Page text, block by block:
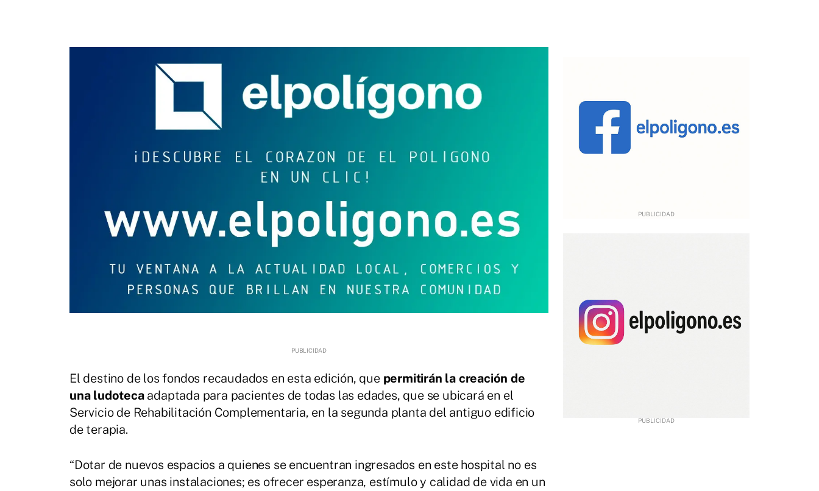
El destino de los fondos recaudados en esta edición, que permitirán la creación de
una ludotecaadaptada para pacientes de todas las edades, que se ubicará en el
Servicio de Rehabilitación Complementaria, en la segunda planta del antiguo edificio
de terapia.
“Dotar de nuevos espacios a quienes se encuentran ingresados en este hospital no es
solo mejorar unas instalaciones; es ofrecer esperanza, estímulo y calidad de vida en un